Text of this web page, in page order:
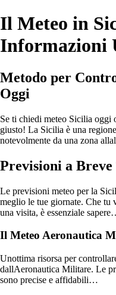
Il Meteo in
Informazioni
Metodo per
Oggi
Se ti chiedi meteo Sicilia oggi
giusto! La Sicilia è una
notevolmente da una zona
Previsioni a
Le previsioni meteo per la
meglio le tue giornate. Che tu
una visita, è essenziale
Il Meteo Aeronautica
Unottima risorsa per
dallAeronautica Militare. Le
sono precise e affidabili…